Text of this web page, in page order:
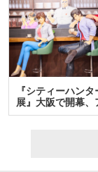
『シティーハン
展』大阪で開幕、
＆…